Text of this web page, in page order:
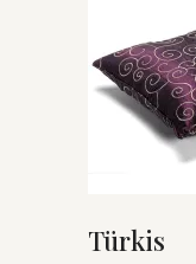
Türkis